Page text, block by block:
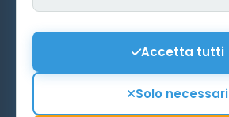
Mappa del sito
Accetta tutti
Solo necessari